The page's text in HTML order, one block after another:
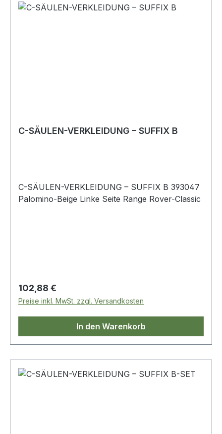
C-SÄULEN-VERKLEIDUNG – SUFFIX B
C-SÄULEN-VERKLEIDUNG – SUFFIX B 393047
Palomino-Beige Linke Seite Range Rover-Classic
Regulärer Preis:
102,88 €
Preise inkl. MwSt. zzgl. Versandkosten
In den Warenkorb